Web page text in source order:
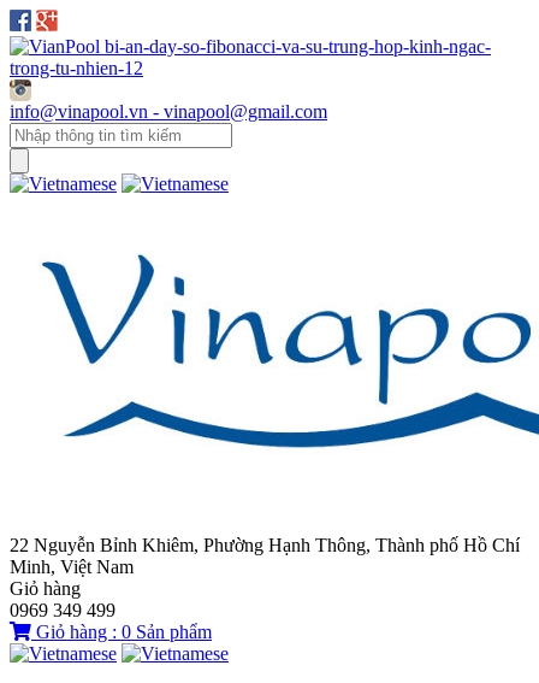
info@vinapool.vn - vinapool@gmail.com
22 Nguyễn Bỉnh Khiêm, Phường Hạnh Thông, Thành phố Hồ Chí
Minh, Việt Nam
Giỏ hàng
0969 349 499
Giỏ hàng : 0 Sản phẩm